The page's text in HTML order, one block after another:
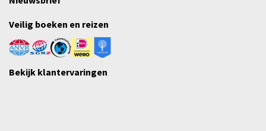
Veilig boeken en reizen
Bekijk klantervaringen